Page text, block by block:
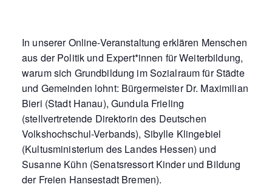
In unserer Online-Veranstaltung erklären Menschen
aus der Politik und Expert*innen für Weiterbildung,
warum sich Grundbildung im Sozialraum für Städte
und Gemeinden lohnt: Bürgermeister Dr. Maximilian
Bieri (Stadt Hanau), Gundula Frieling
(stellvertretende Direktorin des Deutschen
Volkshochschul-Verbands), Sibylle Klingebiel
(Kultusministerium des Landes Hessen) und
Susanne Kühn (Senatsressort Kinder und Bildung
der Freien Hansestadt Bremen).